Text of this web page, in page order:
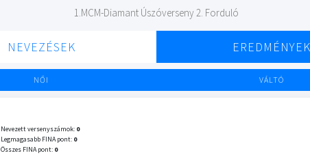
1.MCM-Diamant Úszóverseny 2. Forduló
NEVEZÉSEK EREDMÉNYEK
NŐI VÁLTÓ
Nevezett versenyszámok: 0
Legmagasabb FINA pont: 0
Összes FINA pont: 0